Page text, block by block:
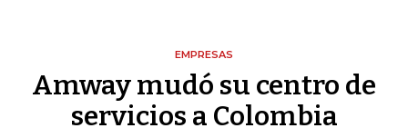
EMPRESAS
Amway mudó su centro de
servicios a Colombia